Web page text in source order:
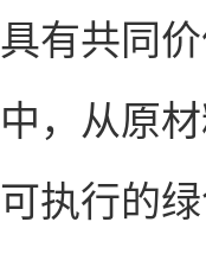
具有共同
中，从原
可执行的